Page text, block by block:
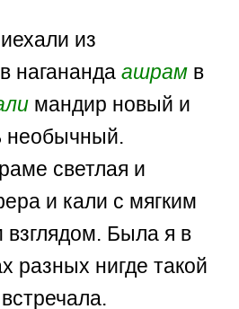
из
в наганандаашрам в
мандир новый и
необычный.
светлая и
и кали с мягким
Была я в
разных нигде такой